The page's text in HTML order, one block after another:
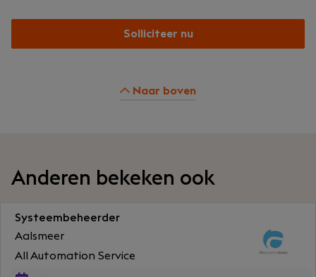
Solliciteer nu
Naar boven
Anderen bekeken ook
Systeembeheerder
Aalsmeer
All Automation Service